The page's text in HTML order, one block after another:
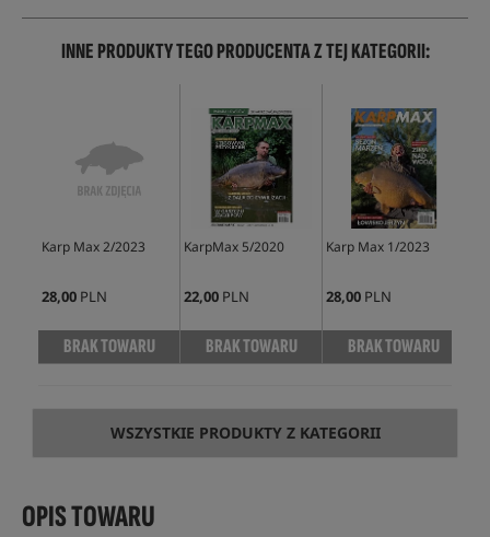
INNE PRODUKTY TEGO PRODUCENTA Z TEJ KATEGORII:
Karp Max 2/2023
28,00 PLN
BRAK TOWARU
KarpMax 5/2020
22,00 PLN
BRAK TOWARU
Karp Max 1/2023
28,00 PLN
BRAK TOWARU
WSZYSTKIE PRODUKTY Z KATEGORII
OPIS TOWARU